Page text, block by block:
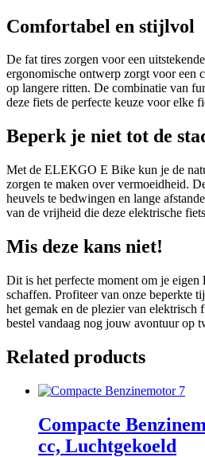
Comfortabel en stijlvol
De fat tires zorgen voor een
ergonomische ontwerp zorgt voor een
op langere ritten. De combinatie van
deze fiets de perfecte keuze voor elke
Beperk je niet tot de
Met de ELEKGO E Bike kun je de
zorgen te maken over vermoeidheid.
heuvels te bedwingen en lange
van de vrijheid die deze elektrische
Mis deze kans niet!
Dit is het perfecte moment om je eigen
schaffen. Profiteer van onze beperkte
het gemak en de plezier van elektrisch
bestel vandaag nog jouw avontuur op
Related products
Compacte
cc, Luchtgekoeld